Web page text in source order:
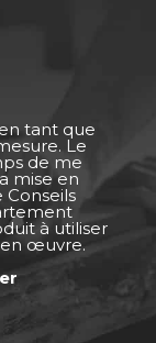
tant que
Le
de me
mise en
à utiliser
en œuvre.